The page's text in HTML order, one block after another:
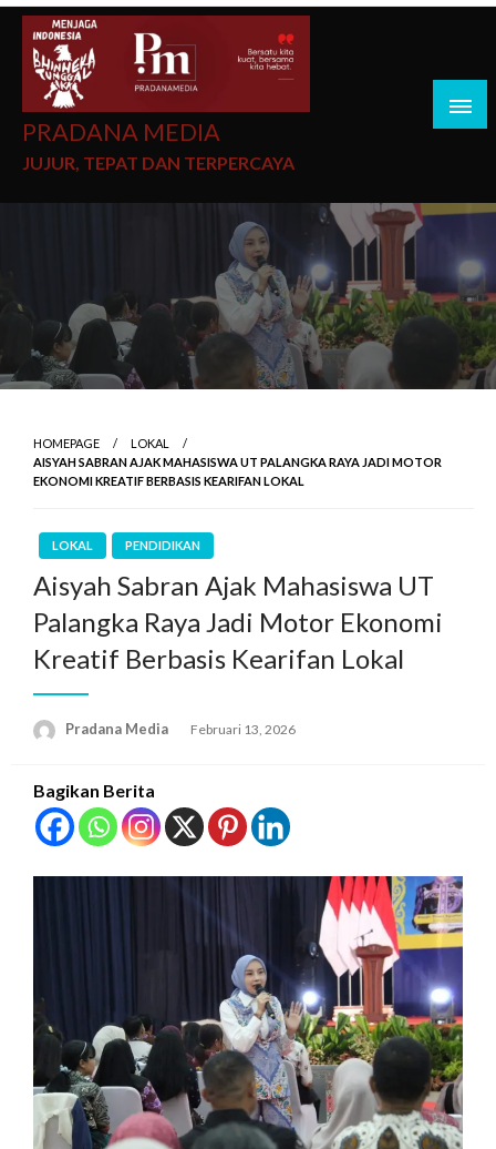
PRADANA MEDIA
JUJUR, TEPAT DAN TERPERCAYA
HOMEPAGE
LOKAL
AISYAH SABRAN AJAK MAHASISWA UT PALANGKA RAYA JADI MOTOR
EKONOMI KREATIF BERBASIS KEARIFAN LOKAL
LOKAL PENDIDIKAN
Aisyah Sabran Ajak Mahasiswa UT
Palangka Raya Jadi Motor Ekonomi
Kreatif Berbasis Kearifan Lokal
Pradana Media Februari 13, 2026
Bagikan Berita